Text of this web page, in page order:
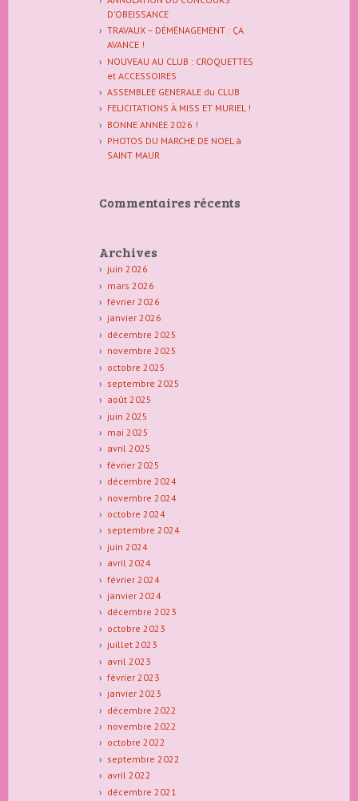
D’OBEISSANCE
TRAVAUX – DÉMÉNAGEMENT : ÇA
AVANCE !
NOUVEAU AU CLUB : CROQUETTES
et ACCESSOIRES
ASSEMBLEE GENERALE du CLUB
FELICITATIONS À MISS ET MURIEL !
BONNE ANNEE 2026 !
PHOTOS DU MARCHE DE NOEL à
SAINT MAUR
Commentaires récents
Archives
juin 2026
mars 2026
février 2026
janvier 2026
décembre 2025
novembre 2025
octobre 2025
septembre 2025
août 2025
juin 2025
mai 2025
avril 2025
février 2025
décembre 2024
novembre 2024
octobre 2024
septembre 2024
juin 2024
avril 2024
février 2024
janvier 2024
décembre 2023
octobre 2023
juillet 2023
avril 2023
février 2023
janvier 2023
décembre 2022
novembre 2022
octobre 2022
septembre 2022
avril 2022
décembre 2021